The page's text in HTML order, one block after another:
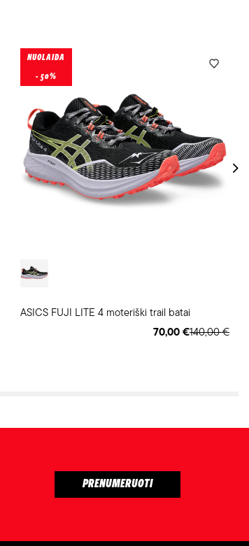
ASICS FUJI LITE 4 moteriški trail batai
140,00 €
70,00 €
NUOLAIDA
- 50%